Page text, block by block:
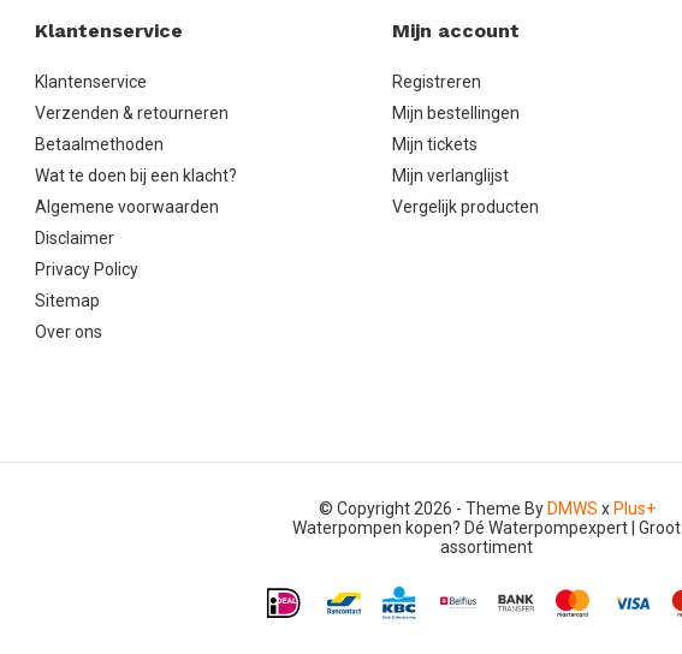
Klantenservice
Klantenservice
Verzenden & retourneren
Betaalmethoden
Wat te doen bij een klacht?
Algemene voorwaarden
Disclaimer
Privacy Policy
Sitemap
Over ons
Mijn account
Registreren
Mijn bestellingen
Mijn tickets
Mijn verlanglijst
Vergelijk producten
© Copyright 2026 - Theme By DMWS x Plus+
Waterpompen kopen? Dé Waterpompexpert | Groot
assortiment